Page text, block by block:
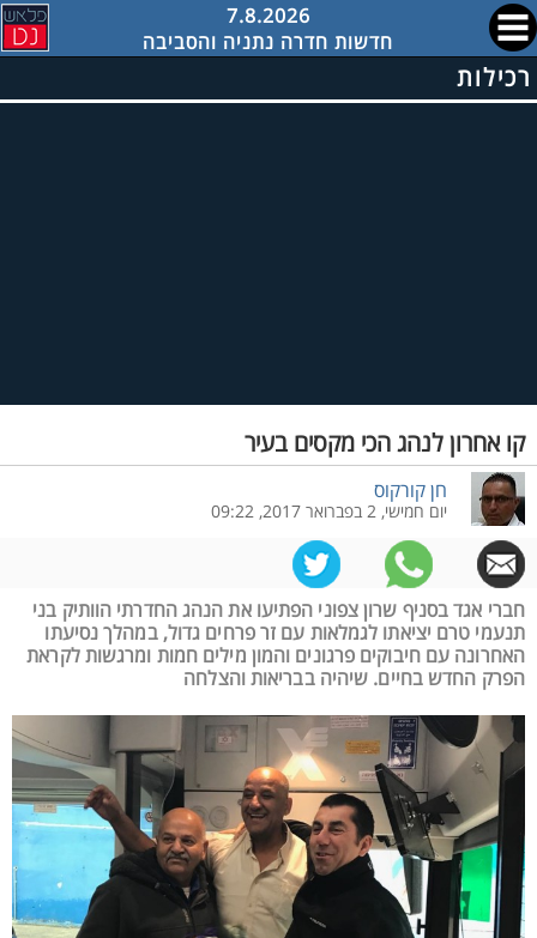
7.8.2026
חדשות חדרה נתניה והסביבה
רכילות
קו אחרון לנהג הכי מקסים בעיר
חן קורקוס
יום חמישי, 2 בפברואר 2017, 09:22
חברי אגד בסניף שרון צפוני הפתיעו את הנהג החדרתי הוותיק בני
תנעמי טרם יציאתו לגמלאות עם זר פרחים גדול, במהלך נסיעתו
האחרונה עם חיבוקים פרגונים והמון מילים חמות ומרגשות לקראת
הפרק החדש בחיים. שיהיה בבריאות והצלחה